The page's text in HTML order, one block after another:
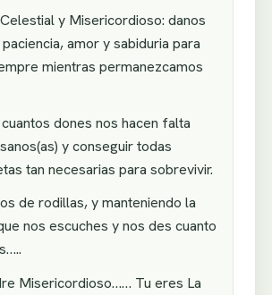
y Misericordioso: danos
amor y sabiduria para
mientras permanezcamos
dones nos hacen falta
y conseguir todas
tan necesarias para sobrevivir.
de rodillas, y manteniendo la
nos escuches y nos des cuanto
Misericordioso…… Tu eres La